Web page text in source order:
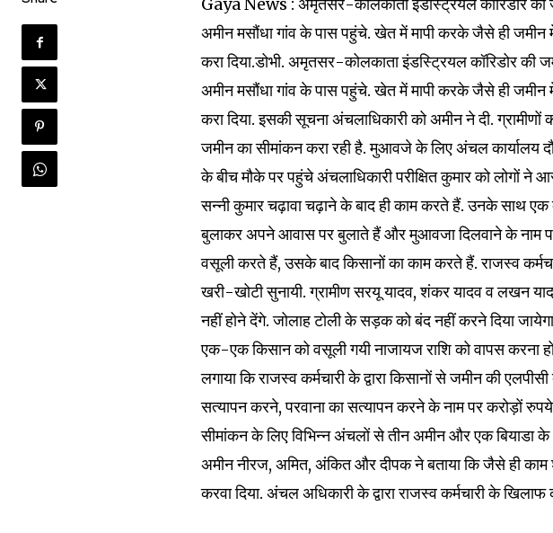
Join our community of
SUBSCRIBERS and be part
of the conversation.
To subscribe, simply enter your email address on our
the subscribe button below. Don't worry, we respect
won't spam your inbox. Your information is safe with
32,111
Followers
Gaya News : अमृतसर-कोलकाता इंडस्ट्रियल कॉरिडोर की
अमीन मसौंधा गांव के पास पहुंचे. खेत में मापी करके जैसे ही जमीन
करा दिया.डोभी. अमृतसर-कोलकाता इंडस्ट्रियल कॉरिडोर की
अमीन मसौंधा गांव के पास पहुंचे. खेत में मापी करके जैसे ही जमीन
करा दिया. इसकी सूचना अंचलाधिकारी को अमीन ने दी.
जमीन का सीमांकन करा रही है. मुआवजे के लिए अंचल कार्यालय
के बीच मौके पर पहुंचे अंचलाधिकारी परीक्षित कुमार को लोगों ने
सन्नी कुमार चढ़ावा चढ़ाने के बाद ही काम करते हैं. उनके साथ एक
बुलाकर अपने आवास पर बुलाते हैं और मुआवजा दिलवाने के नाम
वसूली करते हैं, उसके बाद किसानों का काम करते हैं. राजस्व
खरी-खोटी सुनायी. ग्रामीण सरयू यादव, शंकर यादव व लखन
नहीं होने देंगे. जोलाह टोली के सड़क को बंद नहीं करने दिया
एक-एक किसान को वसूली गयी नाजायज राशि को वापस करना
लगाया कि राजस्व कर्मचारी के द्वारा किसानों से जमीन की
सत्यापन करने, परवाना का सत्यापन करने के नाम पर करोड़ों
सीमांकन के लिए विभिन्न अंचलों से तीन अमीन और एक बियाडा के
अमीन नीरज, अमित, अंकित और दीपक ने बताया कि जैसे ही काम
करवा दिया. अंचल अधिकारी के द्वारा राजस्व कर्मचारी के खिलाफ